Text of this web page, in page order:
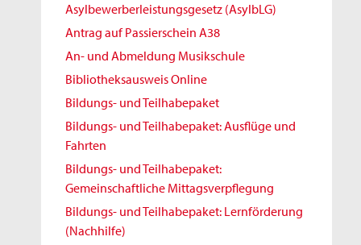
Asylbewerberleistungsgesetz (AsylbLG)
Antrag auf Passierschein A38
An- und Abmeldung Musikschule
Bibliotheksausweis Online
Bildungs- und Teilhabepaket
Bildungs- und Teilhabepaket: Ausflüge und
Fahrten
Bildungs- und Teilhabepaket:
Gemeinschaftliche Mittagsverpflegung
Bildungs- und Teilhabepaket: Lernförderung
(Nachhilfe)